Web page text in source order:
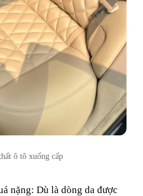
ô tô xuống cấp
nặng: Dù là dòng da được